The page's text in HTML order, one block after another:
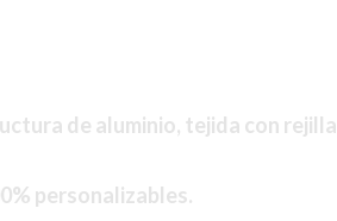
de aluminio, tejida con rejilla
personalizables.